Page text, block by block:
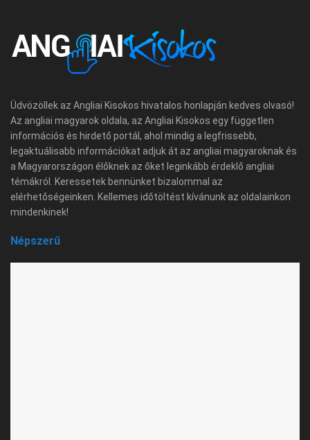
Üdvözöllek az Angliai Kisokos hivatalos honlapján kedves olvasó!
Az angliai magyarok oldala, az Angliai Kisokos egy független
információs és hirdető portál, ahol mindig a legfrissebb,
legaktuálisabb információkat adjuk át az angliai magyaroknak és
a Magyarországon élőknek az őket leginkább érdeklő angliai
témákról. Keressetek bennünket bizalommal az
elérhetőségeinken. Kellemes időtöltést kívánunk az oldalainkon
mindenkinek!
Népszerű